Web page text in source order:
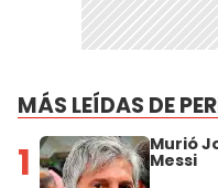
MÁS LEÍDAS DE
1 Murió
Messi